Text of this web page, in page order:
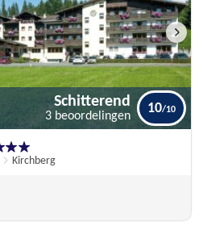
3 beoordelingen
Kirchberg
Schitterend
3 beoordelingen
10